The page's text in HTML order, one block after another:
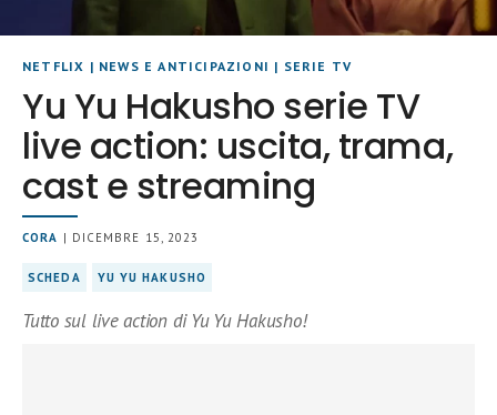
NETFLIX | NEWS E ANTICIPAZIONI | SERIE TV
Yu Yu Hakusho serie TV
live action: uscita, trama,
cast e streaming
CORA | DICEMBRE 15, 2023
SCHEDA YU YU HAKUSHO
Tutto sul live action di Yu Yu Hakusho!